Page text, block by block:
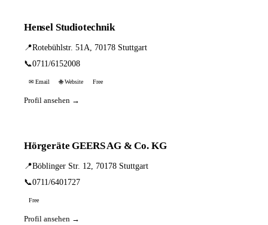
Hensel Studiotechnik
📍Rotebühlstr. 51A, 70178 Stuttgart
📞0711/6152008
✉ Email 🌐 Website Free
Profil ansehen →
Hörgeräte GEERS AG & Co. KG
📍Böblinger Str. 12, 70178 Stuttgart
📞0711/6401727
Free
Profil ansehen →